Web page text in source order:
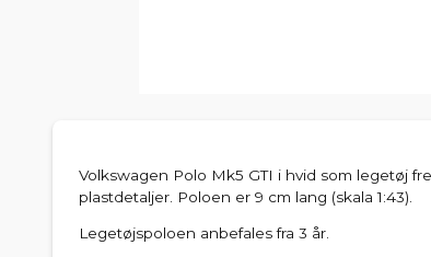
Volkswagen Polo Mk5 GTI i hvid som legetøj
plastdetaljer. Poloen er 9 cm lang (skala 1:43).
Legetøjspoloen anbefales fra 3 år.